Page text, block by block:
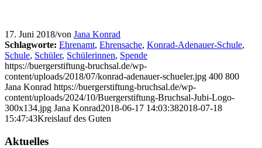
17. Juni 2018/von Jana Konrad
Schlagworte: Ehrenamt, Ehrensache, Konrad-Adenauer-Schule,
Schule, Schüler, Schülerinnen, Spende
https://buergerstiftung-bruchsal.de/wp-
content/uploads/2018/07/konrad-adenauer-schueler.jpg 400 800
Jana Konrad https://buergerstiftung-bruchsal.de/wp-
content/uploads/2024/10/Buergerstiftung-Bruchsal-Jubi-Logo-
300x134.jpg Jana Konrad2018-06-17 14:03:382018-07-18
15:47:43Kreislauf des Guten
Aktuelles